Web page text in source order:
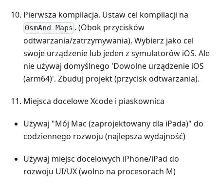
Pierwsza kompilacja. Ustaw cel kompilacji na
OsmAnd Maps . (Obok przycisków
odtwarzania/zatrzymywania). Wybierz jako cel
swoje urządzenie lub jeden z symulatorów iOS. Ale
nie używaj domyślnego 'Dowolne urządzenie iOS
(arm64)'. Zbuduj projekt (przycisk odtwarzania).
Miejsca docelowe Xcode i piaskownica
Używaj "Mój Mac (zaprojektowany dla iPada)" do
codziennego rozwoju (najlepsza wydajność)
Używaj miejsc docelowych iPhone/iPad do
rozwoju UI/UX (wolno na procesorach M)